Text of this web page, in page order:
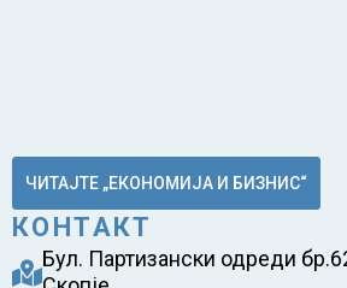
ЧИТАЈТЕ „ЕКОНОМИЈА И БИЗНИС“
КОНТАКТ
Бул. Партизански одреди